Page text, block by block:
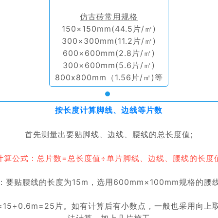
仿古砖常用规格
150×150mm(44.5片/㎡)
300×300mm(11.2片/㎡)
600×600mm(2.8片/㎡)
300×600mm(5.6片/㎡)
800x800mm（1.56片/㎡)等
按长度计算脚线、边线等片数
首先测量出要贴脚线、边线、腰线的总长度值;
算公式：总片数=总长度值÷单片脚线、边线、腰线的长度
要贴腰线的长度为15m，选用600mm×100mm规格的腰线
片。如有计算后有小数点，一般也采用向上